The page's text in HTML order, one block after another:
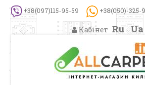
+38(097)115-95-59 +38(050)-325-
Кабінет Ru Ua